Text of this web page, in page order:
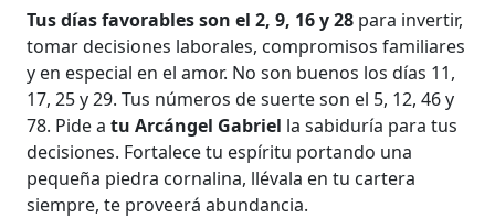
Tus días favorables son el 2, 9, 16 y 28 para invertir,
tomar decisiones laborales, compromisos familiares
y en especial en el amor. No son buenos los días 11,
17, 25 y 29. Tus números de suerte son el 5, 12, 46 y
78. Pide atu Arcángel Gabriel la sabiduría para tus
decisiones. Fortalece tu espíritu portando una
pequeña piedra cornalina, llévala en tu cartera
siempre, te proveerá abundancia.